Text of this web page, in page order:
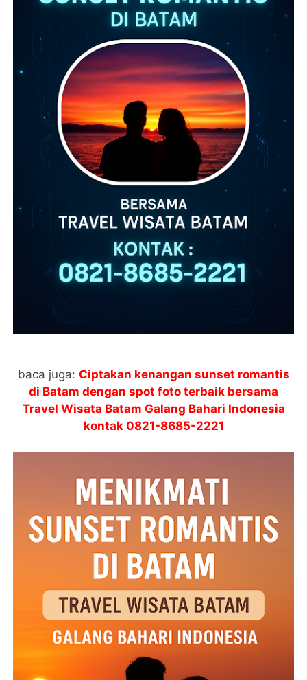
baca juga: Ciptakan kenangan sunset romantis
di Batam dengan spot foto terbaik bersama
Travel Wisata Batam Galang Bahari Indonesia
kontak 0821-8685-2221